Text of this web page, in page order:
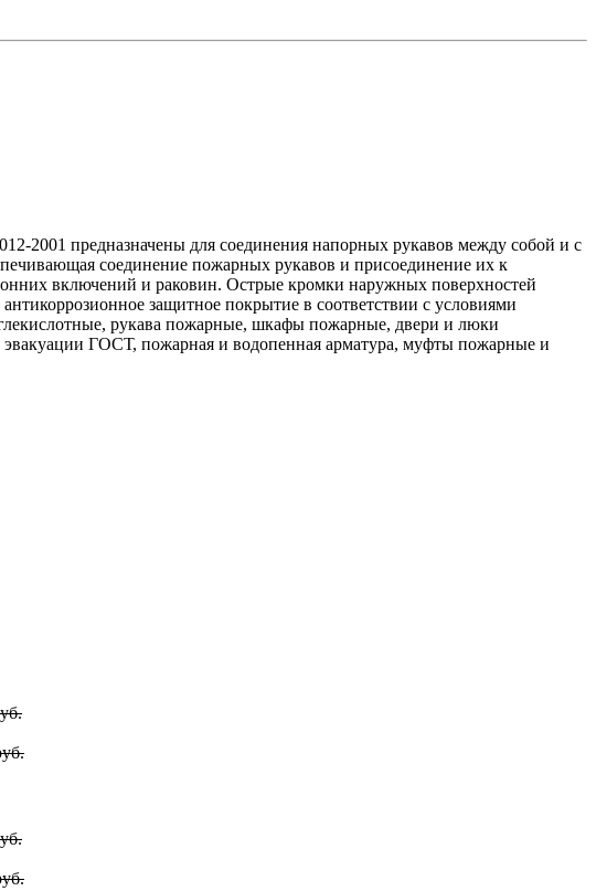
2001 предназначены для соединения напорных рукавов между собой и с
соединение пожарных рукавов и присоединение их к
включений и раковин. Острые кромки наружных поверхностей
защитное покрытие в соответствии с условиями
рукава пожарные, шкафы пожарные, двери и люки
ГОСТ, пожарная и водопенная арматура, муфты пожарные и